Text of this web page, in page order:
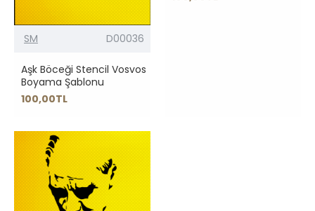
SM D00036
Aşk Böceği Stencil Vosvos
Boyama Şablonu
100,00TL